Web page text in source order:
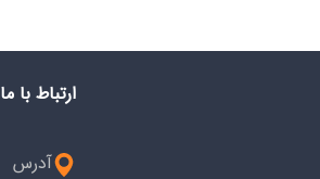
ارتباط با ما
آدرس